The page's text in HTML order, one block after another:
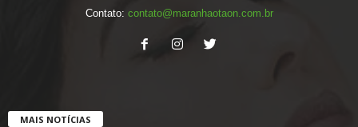
Contato: contato@maranhaotaon.com.br
MAIS NOTÍCIAS